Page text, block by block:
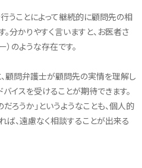
うことによって継続的に顧問先の相
分かりやすく言いますと、お医者さ
）のような存在です。
顧問弁護士が顧問先の実情を理解し
イスを受けることが期待できます。
だろうか」というようなことも、個人的
ば、遠慮なく相談することが出来る